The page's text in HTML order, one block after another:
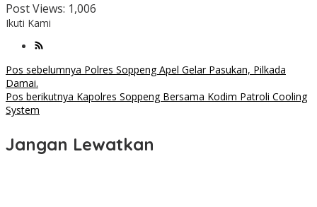
Post Views: 1,006
Ikuti Kami
Navigasi
pos
Pos sebelumnya Polres Soppeng Apel Gelar Pasukan, Pilkada
Damai.
Pos berikutnya Kapolres Soppeng Bersama Kodim Patroli Cooling
System
Jangan Lewatkan